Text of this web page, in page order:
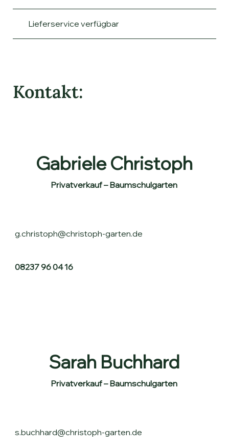
Lieferservice verfügbar
Kontakt:
Gabriele Christoph
Privatverkauf – Baumschulgarten
g.christoph@christoph-garten.de
08237 96 04 16
Sarah Buchhard
Privatverkauf – Baumschulgarten
s.buchhard@christoph-garten.de